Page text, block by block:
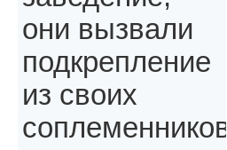
они вызвали
подкрепление
из своих
соплеменников